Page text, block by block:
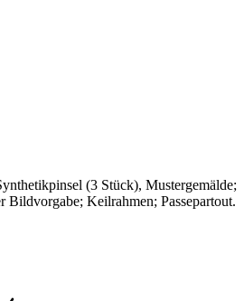
(3 Stück), Mustergemälde;
Bildvorgabe; Keilrahmen; Passepartout.